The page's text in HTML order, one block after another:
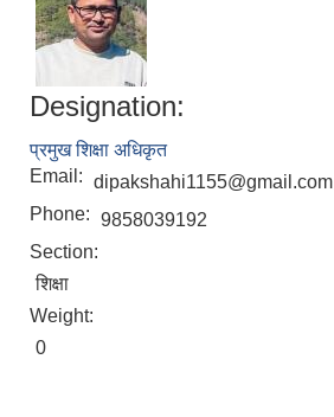
Designation:
प्रमुख शिक्षा अधिकृत
Email: dipakshahi1155@gmail.com
Phone: 9858039192
Section:
शिक्षा
Weight:
0